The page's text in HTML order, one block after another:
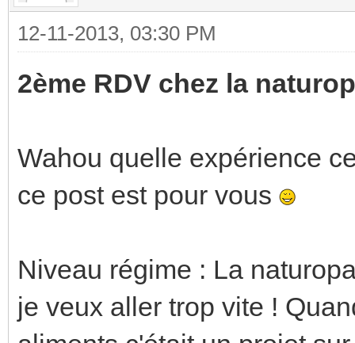
12-11-2013, 03:30 PM
2ème RDV chez la
Wahou quelle expérience
ce post est pour vous
Niveau régime : La
je veux aller trop vite !